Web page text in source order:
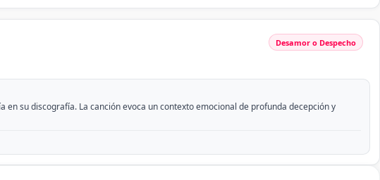
Desamor o Despecho
su discografía. La canción evoca un contexto emocional de profunda decepción y